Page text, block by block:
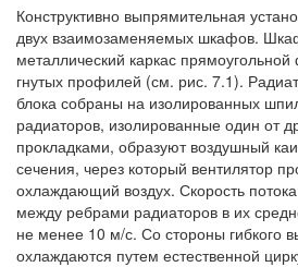
Конструктивно выпрямительная
двух взаимозаменяемых шкафов.
металлический каркас
гнутых профилей (см. рис. 7.1).
блока собраны на изолированных
радиаторов, изолированные один от
прокладками, образуют воздушный
сечения, через который вентилятор
охлаждающий воздух. Скорость
между ребрами радиаторов в их
не менее 10 м/с. Со стороны гибкого
охлаждаются путем естественной